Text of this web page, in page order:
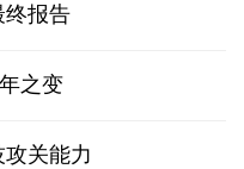
终报告
之变
关能力